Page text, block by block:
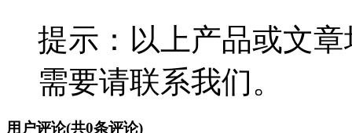
提示：以上产品或文
需要请联系我们。
用户评论(共0条评论)